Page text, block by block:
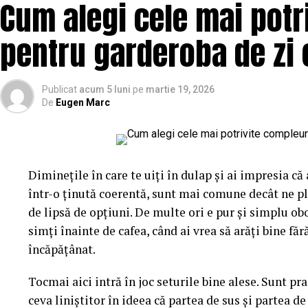
obișnuite. E un albastru-turcoaz, ușor saturat, cu
înseamnă că personajul aduce deja două culori în
lângă el. Dacă ignori amănuntul ăsta, ajungi ușor
care albastrul rece și florile nimeresc în registre
Gândește-te la el ca la o piesă vestimentară cu
ori contraste calde care îl scot în față, ori tonuri
pe nesimțite.
Mai e un lucru pe care l-am prins abia în timp.
materiale textile sau hârtie, reacționează diferit
anotimpului. Un roz care pare delicat în aprilie
lumina pe ele.
Cum alegi cele mai
pentru garderoba de zi
Publicat acum 5 luni pe martie 19, 2026
De Eugen Marc
Diminețile în care te uiți în dulap și ai impresia că
într-o ținută coerentă, sunt mai comune decât ne
de lipsă de opțiuni. De multe ori e pur și simplu
simți înainte de cafea, când ai vrea să arăți bine
încăpățânat.
Tocmai aici intră în joc seturile bine alese. Sunt
ceva liniștitor în ideea că partea de sus și partea